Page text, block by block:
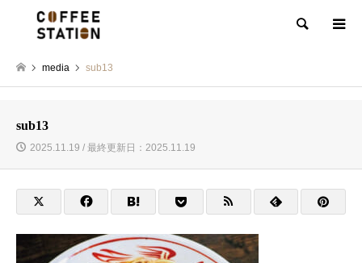
検索
media sub13
sub13
2025.11.19 / 最終更新日：2025.11.19